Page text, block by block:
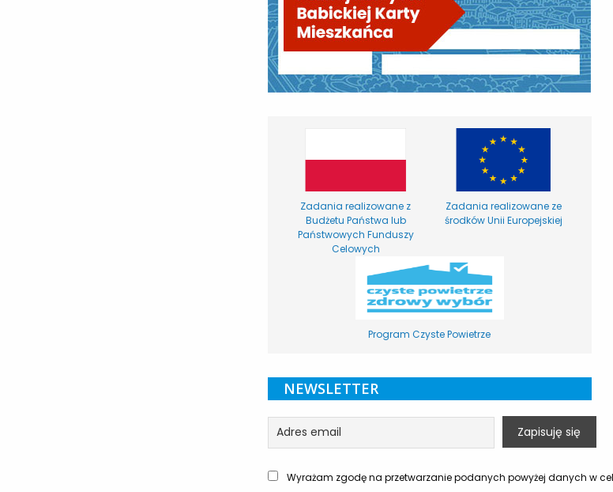
Zadania realizowane z
Budżetu Państwa lub
Państwowych Funduszy
Celowych
Zadania realizowane ze
środków Unii Europejskiej
Program Czyste Powietrze
NEWSLETTER
Wyrażam zgodę na przetwarzanie podanych powyżej danych w